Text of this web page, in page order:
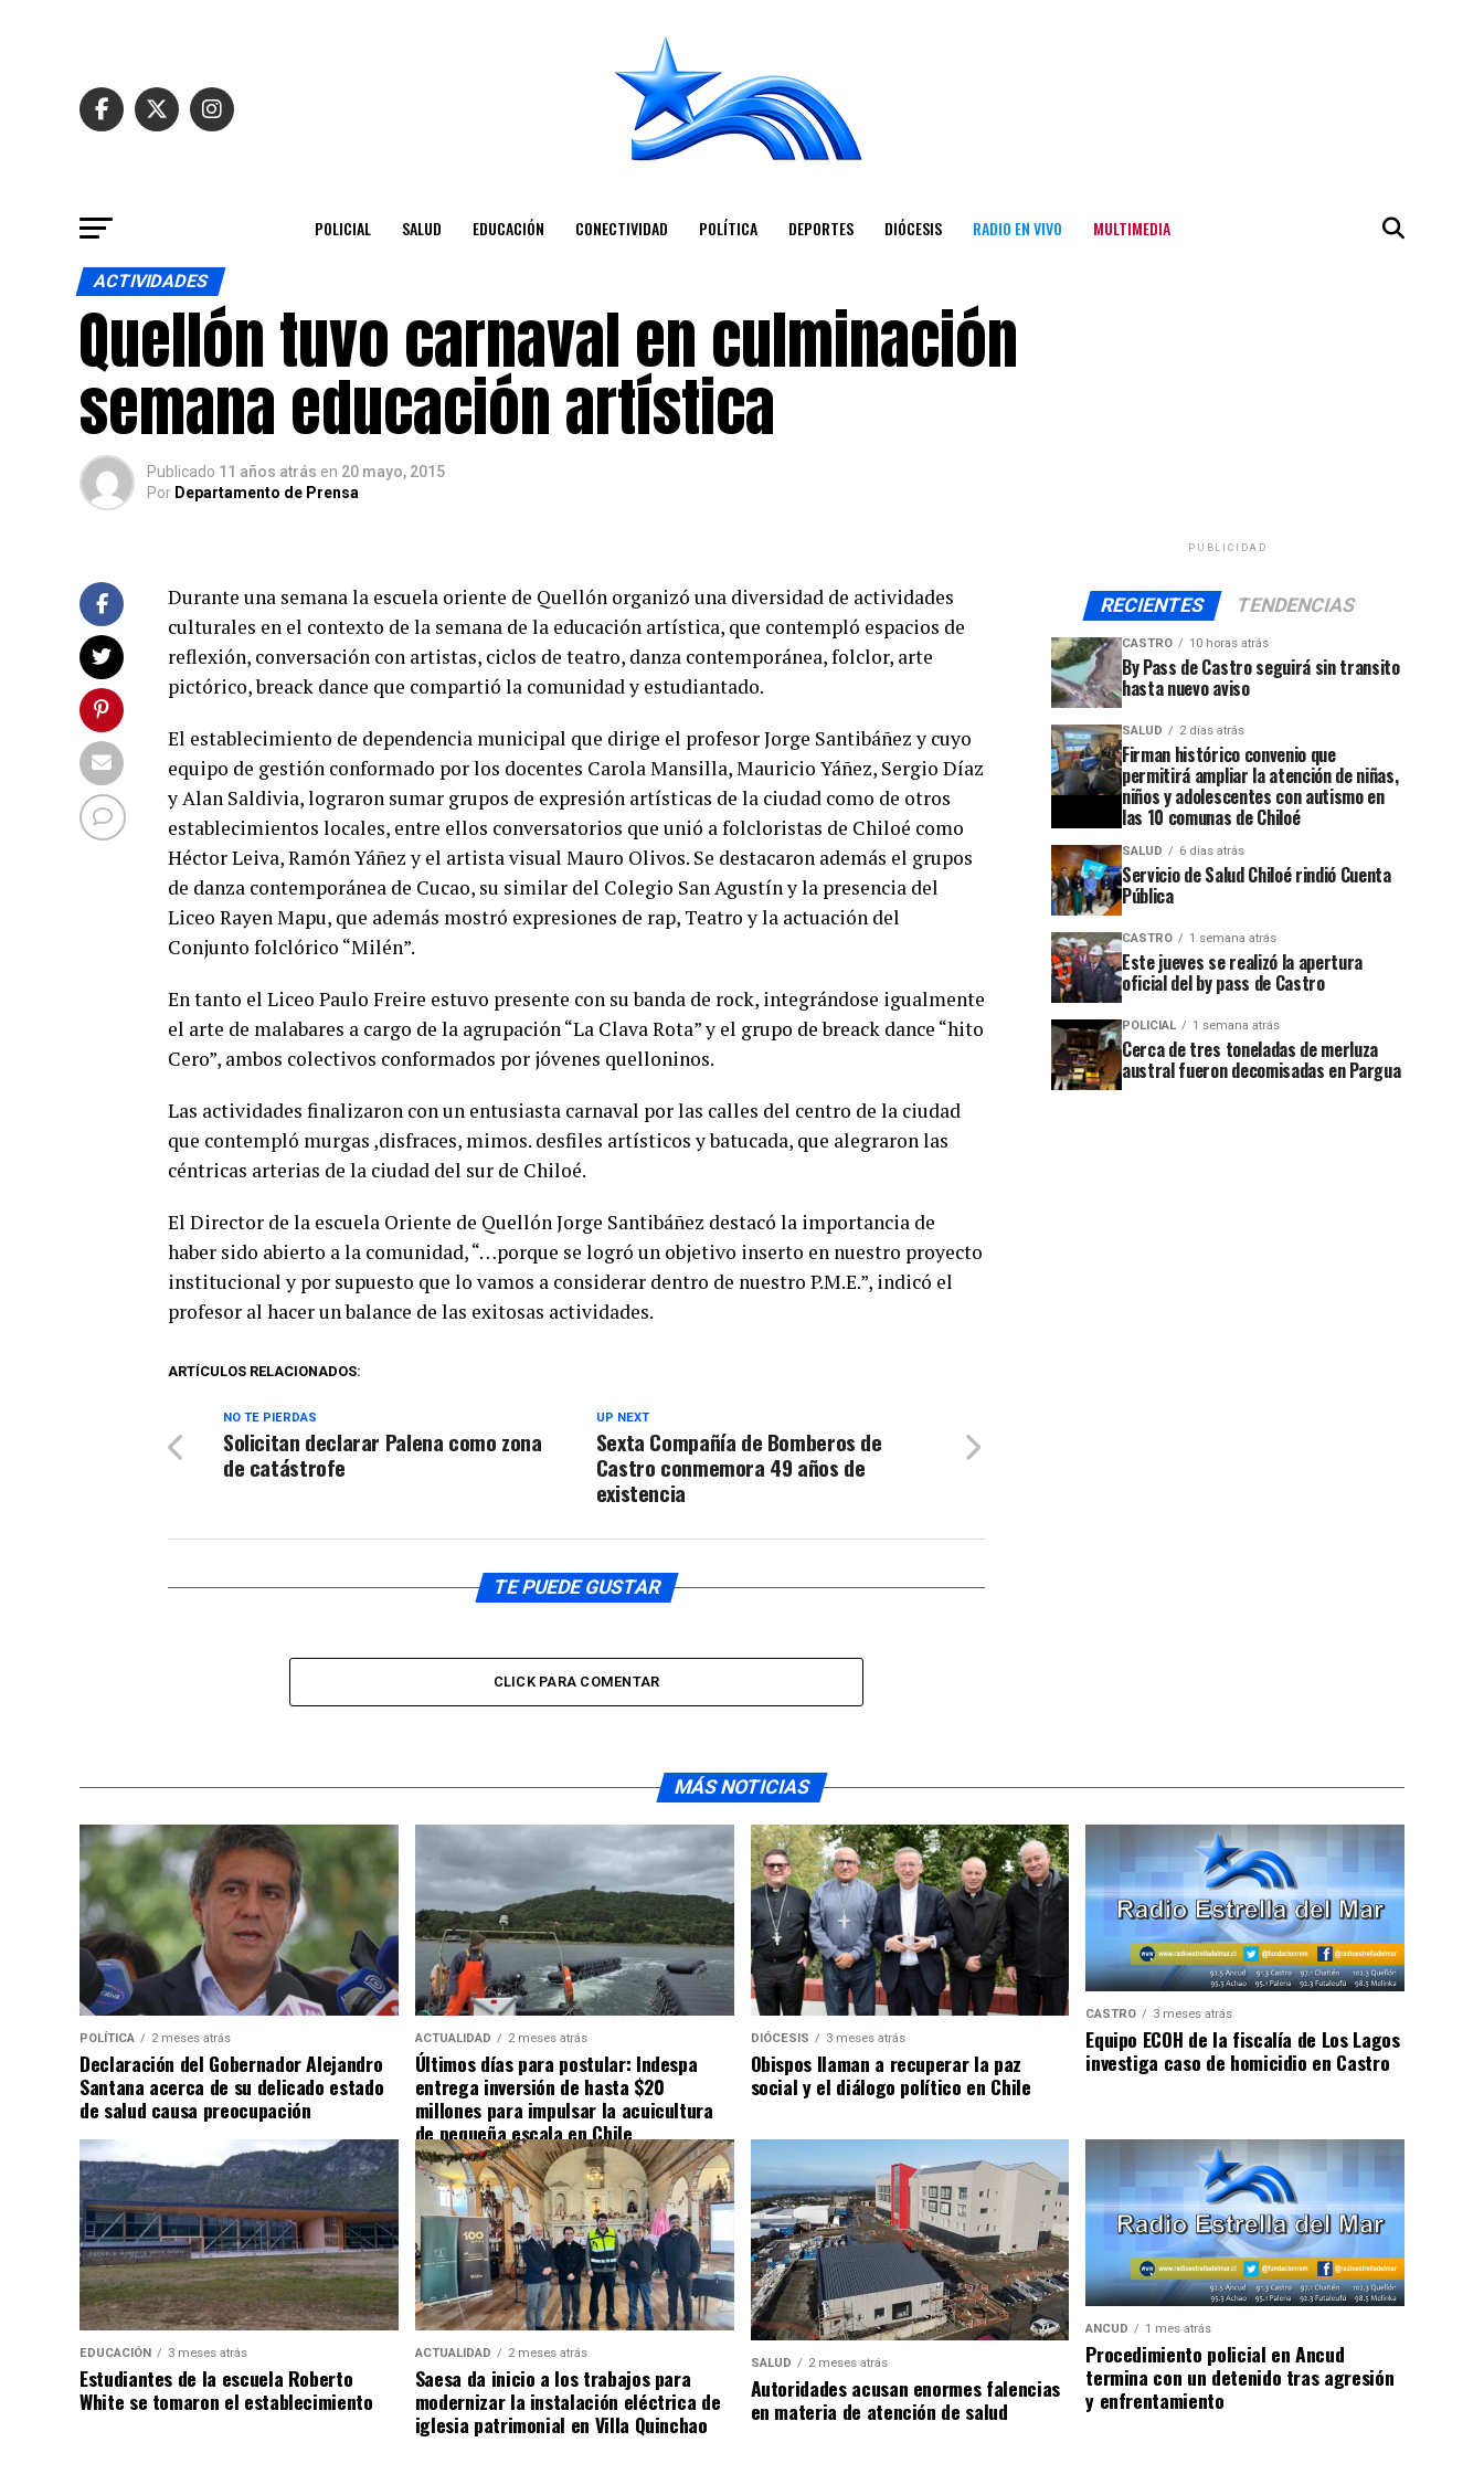
POLICIAL SALUD EDUCACIÓN CONECTIVIDAD POLÍTICA DEPORTES DIÓCESIS RADIO EN VIVO MULTIMEDIA
ACTIVIDADES
Quellón tuvo carnaval en culminación
semana educación artística
Publicado 11 años atrás en 20 mayo, 2015
Por Departamento de Prensa
Durante una semana la escuela oriente de Quellón organizó una diversidad de actividades
culturales en el contexto de la semana de la educación artística, que contempló espacios de
reflexión, conversación con artistas, ciclos de teatro, danza contemporánea, folclor, arte
pictórico, breack dance que compartió la comunidad y estudiantado.
El establecimiento de dependencia municipal que dirige el profesor Jorge Santibáñez y cuyo
equipo de gestión conformado por los docentes Carola Mansilla, Mauricio Yáñez, Sergio Díaz
y Alan Saldivia, lograron sumar grupos de expresión artísticas de la ciudad como de otros
establecimientos locales, entre ellos conversatorios que unió a folcloristas de Chiloé como
Héctor Leiva, Ramón Yáñez y el artista visual Mauro Olivos. Se destacaron además el grupos
de danza contemporánea de Cucao, su similar del Colegio San Agustín y la presencia del
Liceo Rayen Mapu, que además mostró expresiones de rap, Teatro y la actuación del
Conjunto folclórico “Milén”.
En tanto el Liceo Paulo Freire estuvo presente con su banda de rock, integrándose igualmente
el arte de malabares a cargo de la agrupación “La Clava Rota” y el grupo de breack dance “hito
Cero”, ambos colectivos conformados por jóvenes quelloninos.
Las actividades finalizaron con un entusiasta carnaval por las calles del centro de la ciudad
que contempló murgas ,disfraces, mimos. desfiles artísticos y batucada, que alegraron las
céntricas arterias de la ciudad del sur de Chiloé.
El Director de la escuela Oriente de Quellón Jorge Santibáñez destacó la importancia de
haber sido abierto a la comunidad, “…porque se logró un objetivo inserto en nuestro proyecto
institucional y por supuesto que lo vamos a considerar dentro de nuestro P.M.E.”, indicó el
profesor al hacer un balance de las exitosas actividades.
ARTÍCULOS RELACIONADOS:
UP NEXT
Sexta Compañía de Bomberos de
Castro conmemora 49 años de
existencia
NO TE PIERDAS
Solicitan declarar Palena como zona
de catástrofe
TE PUEDE GUSTAR
CLICK PARA COMENTAR
PUBLICIDAD
RECIENTES TENDENCIAS
CASTRO 10 horas atrás
By Pass de Castro seguirá sin transito
hasta nuevo aviso
SALUD 2 días atrás
Firman histórico convenio que
permitirá ampliar la atención de niñas,
niños y adolescentes con autismo en
las 10 comunas de Chiloé
SALUD 6 días atrás
Servicio de Salud Chiloé rindió Cuenta
Pública
CASTRO 1 semana atrás
Este jueves se realizó la apertura
oficial del by pass de Castro
POLICIAL 1 semana atrás
Cerca de tres toneladas de merluza
austral fueron decomisadas en Pargua
MÁS NOTICIAS
POLÍTICA 2 meses atrás
Declaración del Gobernador Alejandro
Santana acerca de su delicado estado
de salud causa preocupación
ACTUALIDAD 2 meses atrás
Últimos días para postular: Indespa
entrega inversión de hasta $20
millones para impulsar la acuicultura
de pequeña escala en Chile
DIÓCESIS 3 meses atrás
Obispos llaman a recuperar la paz
social y el diálogo político en Chile
CASTRO 3 meses atrás
Equipo ECOH de la fiscalía de Los Lagos
investiga caso de homicidio en Castro
EDUCACIÓN 3 meses atrás
Estudiantes de la escuela Roberto
White se tomaron el establecimiento
ACTUALIDAD 2 meses atrás
Saesa da inicio a los trabajos para
modernizar la instalación eléctrica de
iglesia patrimonial en Villa Quinchao
SALUD 2 meses atrás
Autoridades acusan enormes falencias
en materia de atención de salud
ANCUD 1 mes atrás
Procedimiento policial en Ancud
termina con un detenido tras agresión
y enfrentamiento